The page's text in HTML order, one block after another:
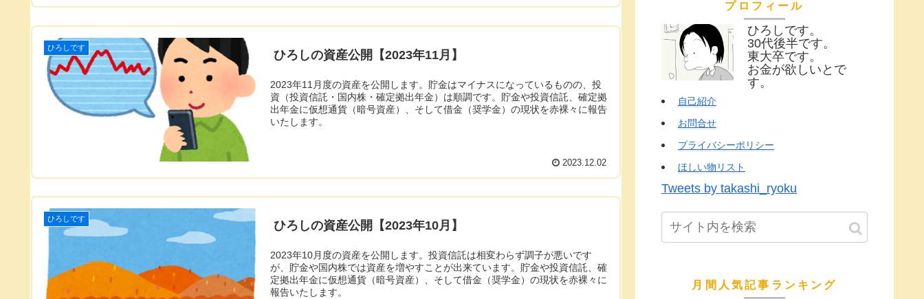
ひろしです
ひろしの資産公開【2023年11月】
2023年11月度の資産を公開します。貯金はマイナスになっているものの、投
資（投資信託・国内株・確定拠出年金）は順調です。貯金や投資信託、確定拠
出年金に仮想通貨（暗号資産）、そして借金（奨学金）の現状を赤裸々に報告
いたします。
2023.12.02
ひろしです
ひろしの資産公開【2023年10月】
2023年10月度の資産を公開します。投資信託は相変わらず調子が悪いです
が、貯金や国内株では資産を増やすことが出来ています。貯金や投資信託、確
定拠出年金に仮想通貨（暗号資産）、そして借金（奨学金）の現状を赤裸々に
報告いたします。
プロフィール
ひろしです。
30代後半です。
東大卒です。
お金が欲しいとで
す。
自己紹介
お問合せ
プライバシーポリシー
ほしい物リスト
Tweets by takashi_ryoku
月間人気記事ランキング